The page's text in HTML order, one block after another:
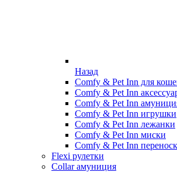
Назад
Comfy & Pet Inn для
Comfy & Pet Inn
Comfy & Pet Inn
Comfy & Pet Inn игрушки
Comfy & Pet Inn лежанки
Comfy & Pet Inn миски
Comfy & Pet Inn
Flexi рулетки
Collar амуниция